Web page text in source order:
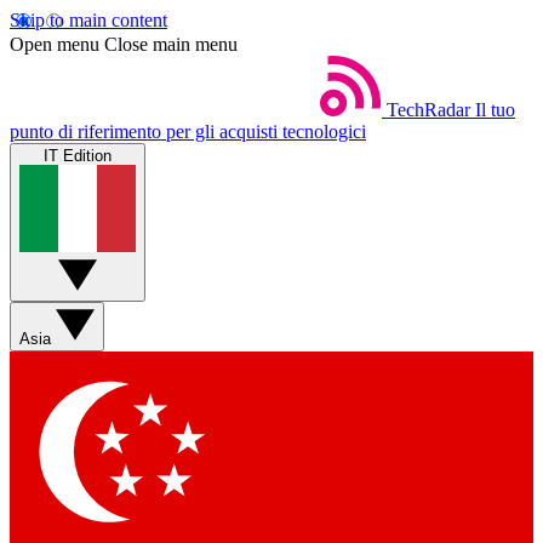
Skip to main content
Open menu Close main menu
TechRadar Il tuo
punto di riferimento per gli acquisti tecnologici
IT Edition
Asia